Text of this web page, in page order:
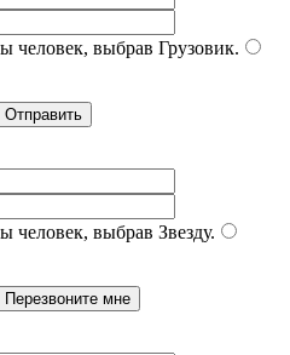
человек, выбрав Грузовик.
человек, выбрав Звезду.